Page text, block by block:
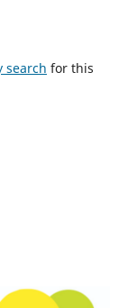
search for this